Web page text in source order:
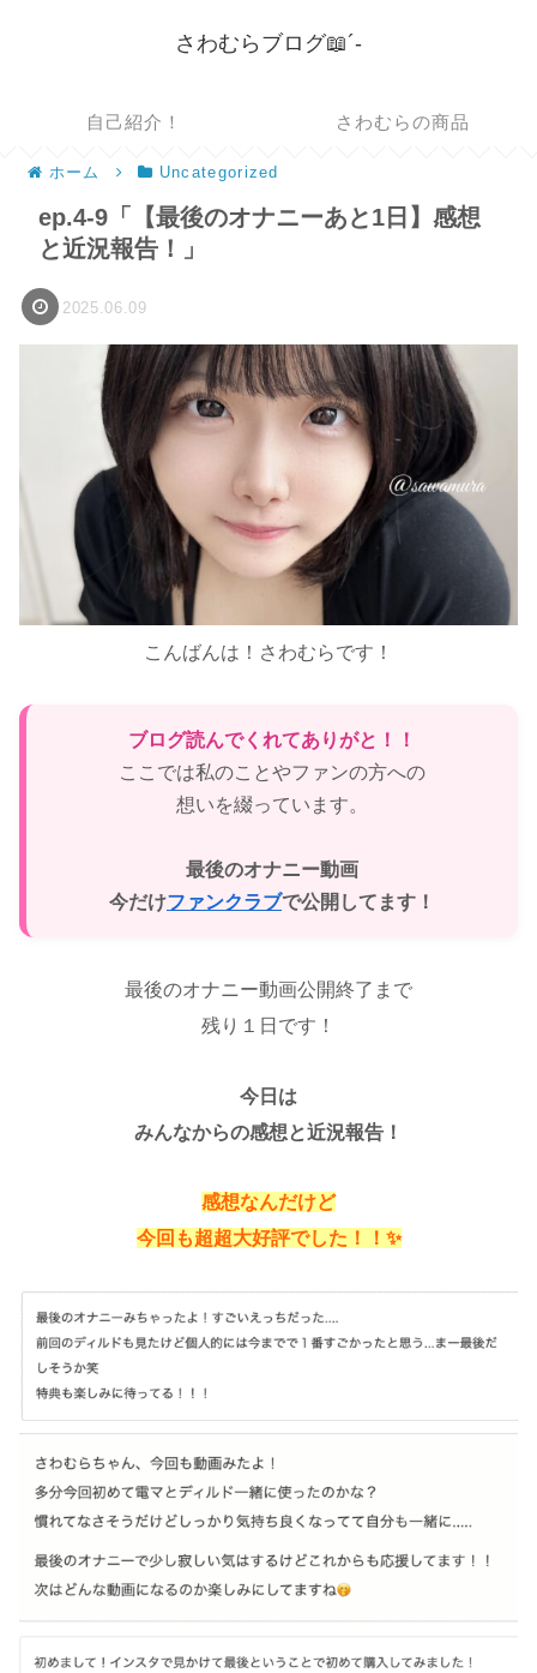
さわむらブログ📖´-
自己紹介！ さわむらの商品
ホーム Uncategorized
ep.4-9「【最後のオナニーあと1日】感想
と近況報告！」
2025.06.09
こんばんは！さわむらです！
ブログ読んでくれてありがと！！
ここでは私のことやファンの方への
想いを綴っています。
最後のオナニー動画
今だけファンクラブで公開してます！
最後のオナニー動画公開終了まで
残り１日です！
今日は
みんなからの感想と近況報告！
感想なんだけど
今回も超超大好評でした！！✨